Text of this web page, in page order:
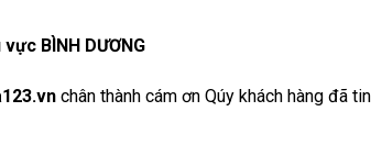
BÌNH DƯƠNG
chân thành cám ơn Qúy khách hàng đã